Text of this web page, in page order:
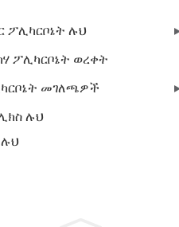
ፖሊካርቦኔት ሉህ
ፖሊካርቦኔት ወረቀት
መገለጫዎች
ሉህ
ሉህ